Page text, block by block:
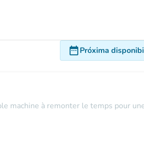
date_rangePróxima
machine à remonter le temps pour